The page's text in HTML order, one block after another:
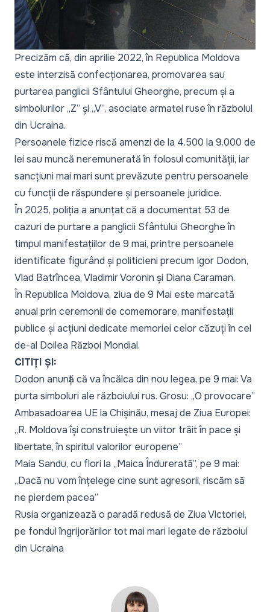
Precizăm că, din aprilie 2022, în Republica Moldova
este interzisă confecționarea, promovarea sau
purtarea panglicii Sfântului Gheorghe, precum și a
simbolurilor„Z” și „V”, asociate armatei ruse în războiul
din Ucraina.
Persoanele fizice riscă amenzi de la 4.500 la 9.000 de
lei sau muncă neremunerată în folosul comunității, iar
sancțiuni mai mari sunt prevăzute pentru persoanele
cu funcții de răspundere și persoanele juridice.
În 2025, poliția a anunțat că a documentat 53 de
cazuri de purtare a panglicii Sfântului Gheorghe în
timpul manifestațiilor de 9 mai, printre persoanele
identificate figurând și politicieni precum Igor Dodon,
Vlad Batrîncea, Vladimir Voronin și Diana Caraman.
În Republica Moldova, ziua de 9 Mai este marcată
anual prin ceremonii de comemorare, manifestații
publice și acțiuni dedicate memoriei celor căzuți în cel
de-al Doilea Război Mondial.
CITIȚI ȘI:
Dodon anunță că va încălca din nou legea, pe 9 mai: Va
purta simboluri ale războiului rus. Grosu: „O provocare”
Ambasadoarea UE la Chișinău, mesaj de Ziua Europei:
„R. Moldova își construiește un viitor trăit în pace și
libertate, în spiritul valorilor europene”
Maia Sandu, cu flori la „Maica Îndurerată”, pe 9 mai:
„Dacă nu vom înțelege cine sunt agresorii, riscăm să
ne pierdem pacea”
Rusia organizează o paradă redusă de Ziua Victoriei,
pe fondul îngrijorărilor tot mai mari legate de războiul
din Ucraina